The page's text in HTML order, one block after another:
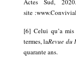
Actes Sud,
site :
[6]Celui qu’a
termes, laRevue du
quarante ans.